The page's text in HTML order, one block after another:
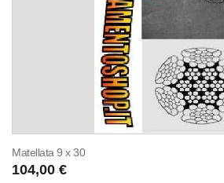
Matellata 9 x 30
104,00 €